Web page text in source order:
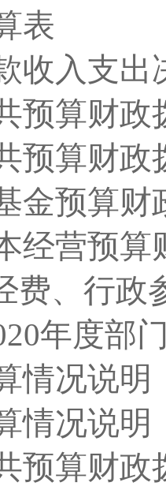
表
收入支出
预算财
预算财
金预算
经营预
费、行
年度部
情况说明
情况说明
预算财